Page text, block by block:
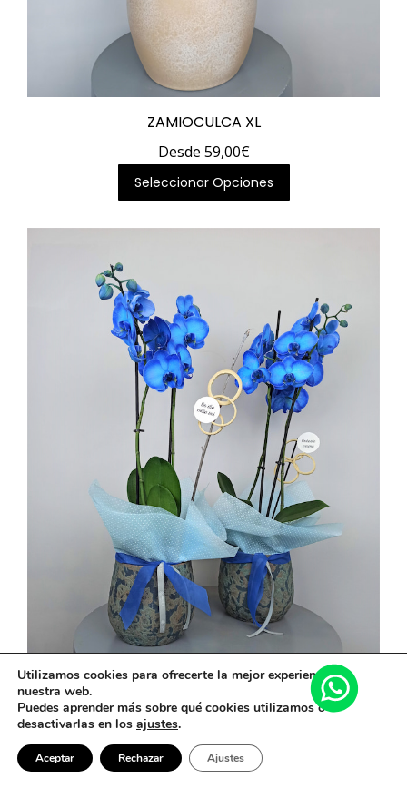
ZAMIOCULCA XL
Desde 59,00€
Seleccionar Opciones
producto
tiene
Las
opciones
se
pueden
elegir
en
la
página
de
producto
PLANTA DE ORQUÍDEA AZUL !!
34,00€
Utilizamos cookies para ofrecerte la mejor experiencia en
nuestra web.
Puedes aprender más sobre qué cookies utilizamos o
desactivarlas en los ajustes.
Aceptar Rechazar Ajustes